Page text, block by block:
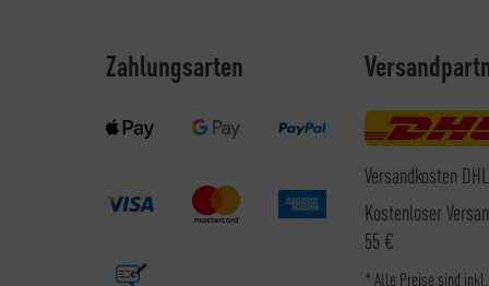
Zahlungsarten
Versandkosten
Kostenloser
55 €
* Alle Preise sind inkl.